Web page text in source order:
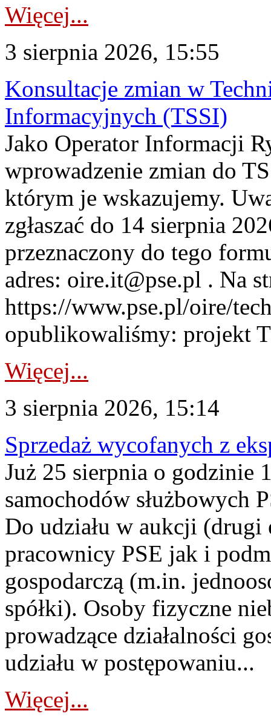
Więcej...
3 sierpnia 2026, 15:55
Konsultacje zmian w
Informacyjnych (TSSI)
Jako Operator Informacji
wprowadzenie zmian do
którym je wskazujemy.
zgłaszać do 14 sierpnia
przeznaczony do tego
adres: oire.it@pse.pl . Na
https://www.pse.pl/oire/
opublikowaliśmy: projekt
Więcej...
3 sierpnia 2026, 15:14
Sprzedaż wycofanych z
Już 25 sierpnia o godzinie
samochodów służbowych
Do udziału w aukcji (drugi
pracownicy PSE jak i
gospodarczą (m.in.
spółki). Osoby fizyczne
prowadzące działalności
udziału w postępowaniu...
Więcej...